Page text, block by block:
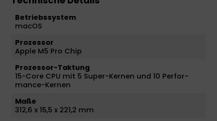
Betriebssystem
macOS
Prozessor
Apple M5 Pro Chip
Prozessor-Taktung
15-Core CPU mit 5 Super-Kernen und 10 Per­for­
mance-Kernen
Maße
312,6 x 15,5 x 221,2 mm